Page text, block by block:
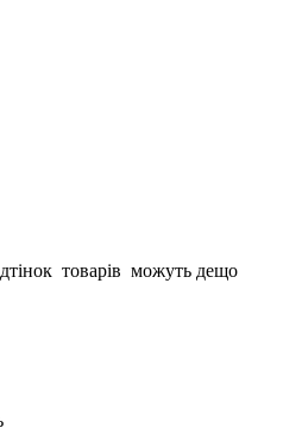
товарів можуть дещо